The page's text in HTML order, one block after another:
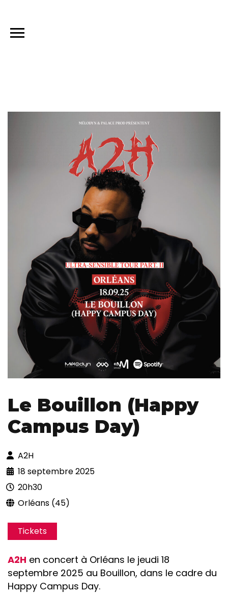
Le Bouillon (Happy
Campus Day)
A2H
18 septembre 2025
20h30
Orléans (45)
Tickets
A2H en concert à Orléans le jeudi 18
septembre 2025 au Bouillon, dans le cadre du
Happy Campus Day.